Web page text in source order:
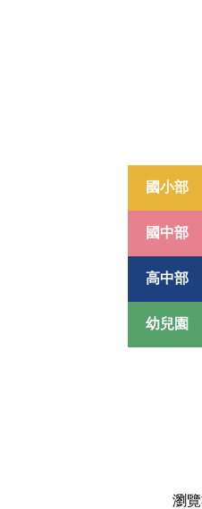
國小部
國中部
高中部
幼兒園
瀏